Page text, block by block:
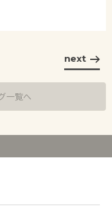
next
一覧へ